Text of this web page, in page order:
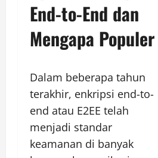
End-to-End dan
Mengapa Populer
Dalam beberapa tahun
terakhir, enkripsi end-to-
end atau E2EE telah
menjadi standar
keamanan di banyak